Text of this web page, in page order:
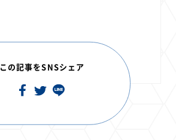
この記事をSNSシェア